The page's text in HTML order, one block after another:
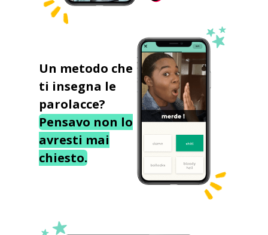
Un metodo che
ti insegna le
parolacce?
Pensavo non lo
avresti mai
chiesto.